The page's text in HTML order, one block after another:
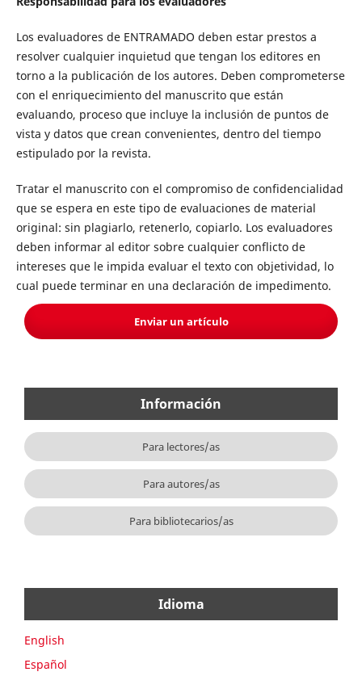
Los evaluadores de ENTRAMADO deben estar prestos a
resolver cualquier inquietud que tengan los editores en
torno a la publicación de los autores. Deben comprometerse
con el enriquecimiento del manuscrito que están
evaluando, proceso que incluye la inclusión de puntos de
vista y datos que crean convenientes, dentro del tiempo
estipulado por la revista.
Tratar el manuscrito con el compromiso de confidencialidad
que se espera en este tipo de evaluaciones de material
original: sin plagiarlo, retenerlo, copiarlo. Los evaluadores
deben informar al editor sobre cualquier conflicto de
intereses que le impida evaluar el texto con objetividad, lo
cual puede terminar en una declaración de impedimento.
Enviar un artículo
Información
Para lectores/as
Para autores/as
Para bibliotecarios/as
Idioma
English
Español